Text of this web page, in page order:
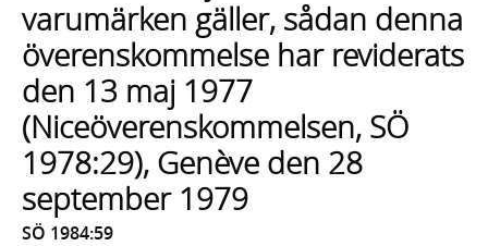
varumärken gäller, sådan denna
överenskommelse har reviderats
den 13 maj 1977
(Niceöverenskommelsen, SÖ
1978:29), Genève den 28
september 1979
SÖ 1984:59